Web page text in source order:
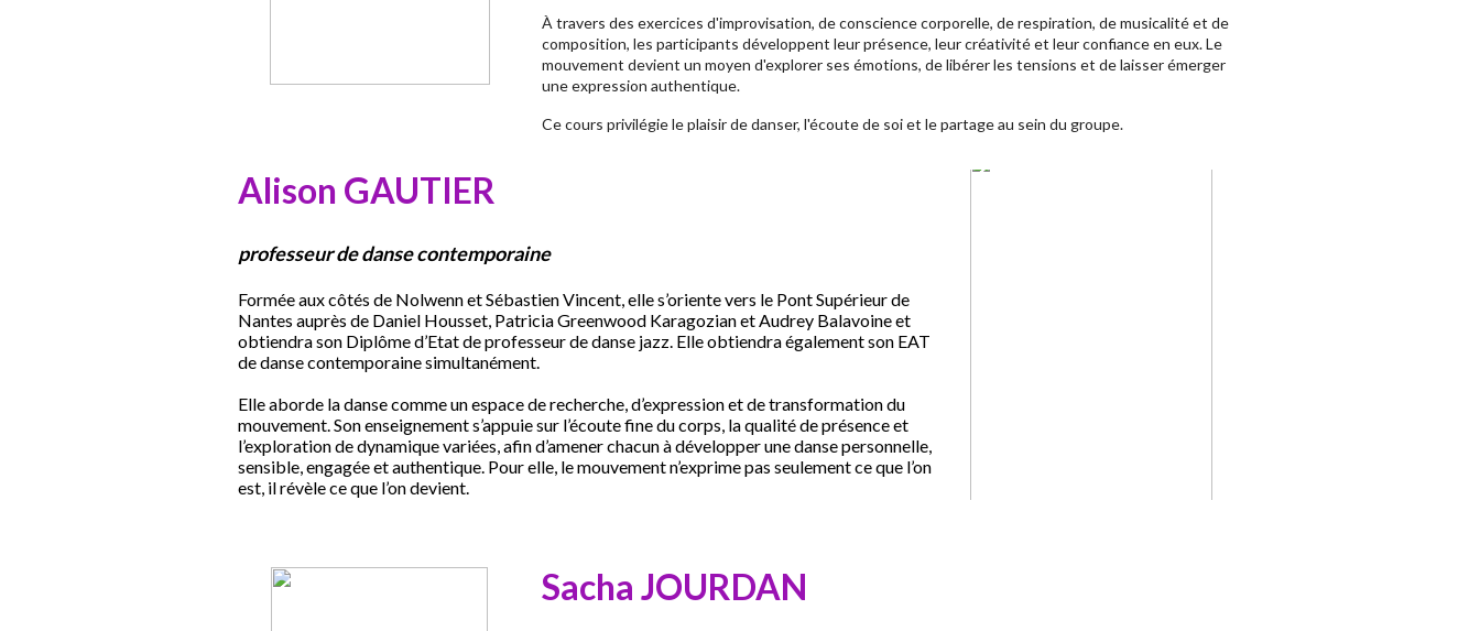
À travers des exercices d'improvisation, de conscience corporelle, de respiration, de musicalité et de
composition, les participants développent leur présence, leur créativité et leur confiance en eux. Le
mouvement devient un moyen d'explorer ses émotions, de libérer les tensions et de laisser émerger
une expression authentique.
Ce cours privilégie le plaisir de danser, l'écoute de soi et le partage au sein du groupe.
Alison GAUTIER
professeur de danse contemporaine
Formée aux côtés de Nolwenn et Sébastien Vincent, elle s’oriente vers le Pont Supérieur de
Nantes auprès de Daniel Housset, Patricia Greenwood Karagozian et Audrey Balavoine et
obtiendra son Diplôme d’Etat de professeur de danse jazz. Elle obtiendra également son EAT
de danse contemporaine simultanément.
Elle aborde la danse comme un espace de recherche, d’expression et de transformation du
mouvement. Son enseignement s’appuie sur l’écoute fine du corps, la qualité de présence et
l’exploration de dynamique variées, afin d’amener chacun à développer une danse personnelle,
sensible, engagée et authentique. Pour elle, le mouvement n’exprime pas seulement ce que l’on
est, il révèle ce que l’on devient.
Sacha JOURDAN